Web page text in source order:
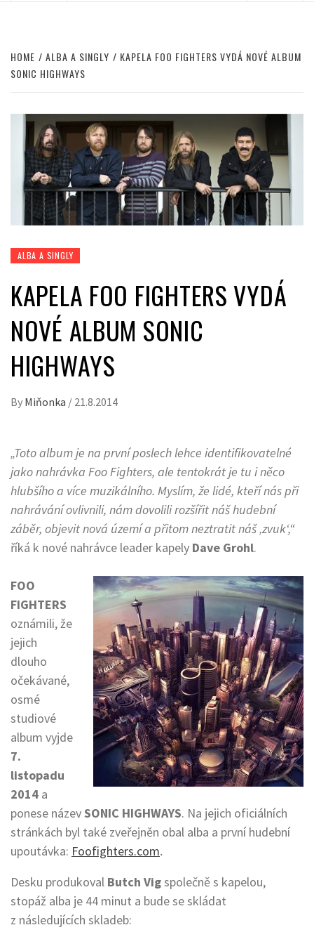
HOME ALBA A SINGLY
KAPELA FOO FIGHTERS VYDÁ NOVÉ ALBUM
SONIC HIGHWAYS
ALBA A SINGLY
KAPELA FOO FIGHTERS VYDÁ
NOVÉ ALBUM SONIC
HIGHWAYS
By Miňonka / 21.8.2014
„Toto album je na první poslech lehce identifikovatelné
jako nahrávka Foo Fighters, ale tentokrát je tu i něco
hlubšího a více muzikálního. Myslím, že lidé, kteří nás při
nahrávání ovlivnili, nám dovolili rozšířit náš hudební
záběr, objevit nová území a přitom neztratit náš ‚zvuk‘,“
říká k nové nahrávce leader kapely Dave Grohl.
FOO
FIGHTERS
oznámili, že
jejich
dlouho
očekávané,
osmé
studiové
album vyjde
7.
listopadu
2014 a
ponese názevSONIC HIGHWAYS. Na jejich oficiálních
stránkách byl také zveřejněn obal alba a první hudební
upoutávka: Foofighters.com.
Desku produkoval Butch Vigspolečně s kapelou,
stopáž alba je 44 minut a bude se skládat
z následujících skladeb: